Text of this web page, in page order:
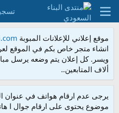
موقع إعلاني للإعلانات المبوبة
انشاء متجر خاص بكم في الموقع
ويسر. كل إعلان يتم وضعه يرسل
ألاف المتابعين..
يرجى عدم ارقام هواتف في
موضوع يحتوى على ارقام جوال ا